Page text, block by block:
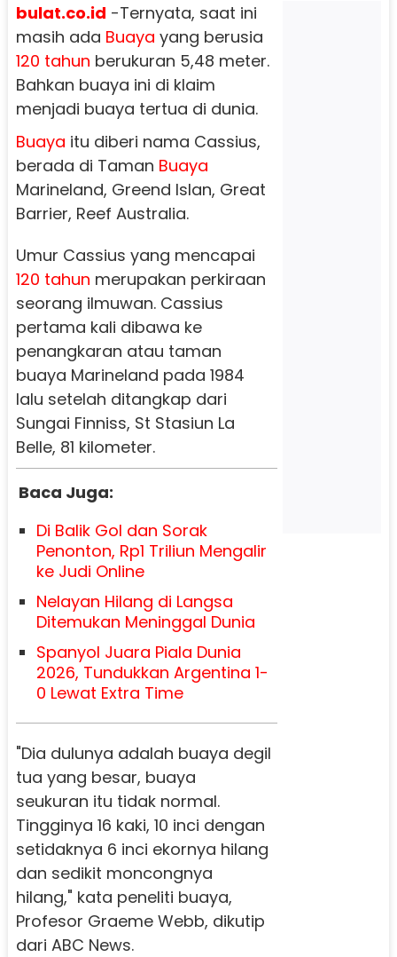
bulat.co.id -Ternyata, saat ini
masih ada Buaya yang berusia
120 tahun berukuran 5,48 meter.
Bahkan buaya ini di klaim
menjadi buaya tertua di dunia.
Buaya itu diberi nama Cassius,
berada di Taman Buaya
Marineland, Greend Islan, Great
Barrier, Reef Australia.
Umur Cassius yang mencapai
120 tahun merupakan perkiraan
seorang ilmuwan. Cassius
pertama kali dibawa ke
penangkaran atau taman
buaya Marineland pada 1984
lalu setelah ditangkap dari
Sungai Finniss, St Stasiun La
Belle, 81 kilometer.
Baca Juga:
Di Balik Gol dan Sorak
Penonton, Rp1 Triliun Mengalir
ke Judi Online
Nelayan Hilang di Langsa
Ditemukan Meninggal Dunia
Spanyol Juara Piala Dunia
2026, Tundukkan Argentina 1-
0 Lewat Extra Time
"Dia dulunya adalah buaya degil
tua yang besar, buaya
seukuran itu tidak normal.
Tingginya 16 kaki, 10 inci dengan
setidaknya 6 inci ekornya hilang
dan sedikit moncongnya
hilang," kata peneliti buaya,
Profesor Graeme Webb, dikutip
dari ABC News.